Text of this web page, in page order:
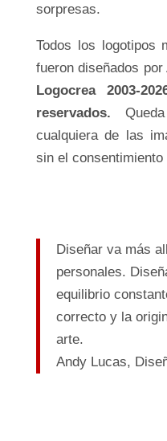
sorpresas.
Todos los logotipos
fueron diseñados por
Logocrea 2003-
reservados.
cualquiera de las
sin el
Diseñar va más
personales.
equilibrio
correcto y la
arte.
Andy Lucas,